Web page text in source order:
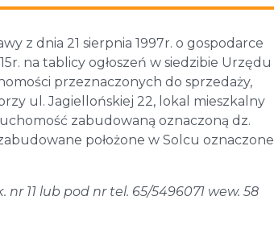
z dnia 21 sierpnia 1997r. o gospodarce
na tablicy ogłoszeń w siedzibie Urzędu
przeznaczonych do sprzedaży,
ul. Jagiellońskiej 22, lokal mieszkalny
zabudowaną oznaczoną dz.
położone w Solcu oznaczone
11 lub pod nr tel. 65/5496071 wew. 58